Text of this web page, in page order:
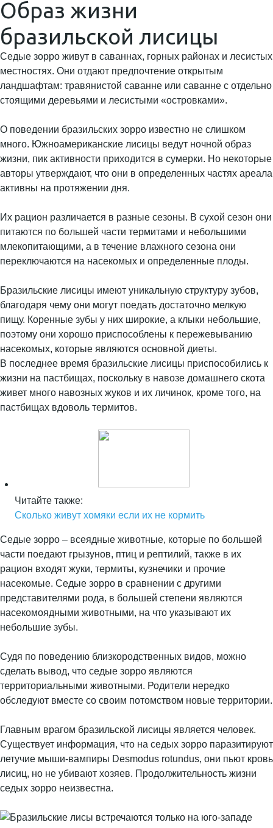
Образ жизни
бразильской лисицы
Седые зорро живут в саваннах, горных районах и лесистых
местностях. Они отдают предпочтение открытым
ландшафтам: травянистой саванне или саванне с отдельно
стоящими деревьями и лесистыми «островками».
О поведении бразильских зорро известно не слишком
много. Южноамериканские лисицы ведут ночной образ
жизни, пик активности приходится в сумерки. Но некоторые
авторы утверждают, что они в определенных частях ареала
активны на протяжении дня.
Их рацион различается в разные сезоны. В сухой сезон они
питаются по большей части термитами и небольшими
млекопитающими, а в течение влажного сезона они
переключаются на насекомых и определенные плоды.
Бразильские лисицы имеют уникальную структуру зубов,
благодаря чему они могут поедать достаточно мелкую
пищу. Коренные зубы у них широкие, а клыки небольшие,
поэтому они хорошо приспособлены к пережевыванию
насекомых, которые являются основной диеты.
В последнее время бразильские лисицы приспособились к
жизни на пастбищах, поскольку в навозе домашнего скота
живет много навозных жуков и их личинок, кроме того, на
пастбищах вдоволь термитов.
Читайте также:
Сколько живут хомяки если их не кормить
Седые зорро – всеядные животные, которые по большей
части поедают грызунов, птиц и рептилий, также в их
рацион входят жуки, термиты, кузнечики и прочие
насекомые. Седые зорро в сравнении с другими
представителями рода, в большей степени являются
насекомоядными животными, на что указывают их
небольшие зубы.
Судя по поведению близкородственных видов, можно
сделать вывод, что седые зорро являются
территориальными животными. Родители нередко
обследуют вместе со своим потомством новые территории.
Главным врагом бразильской лисицы является человек.
Существует информация, что на седых зорро паразитируют
летучие мыши-вампиры Desmodus rotundus, они пьют кровь
лисиц, но не убивают хозяев. Продолжительность жизни
седых зорро неизвестна.